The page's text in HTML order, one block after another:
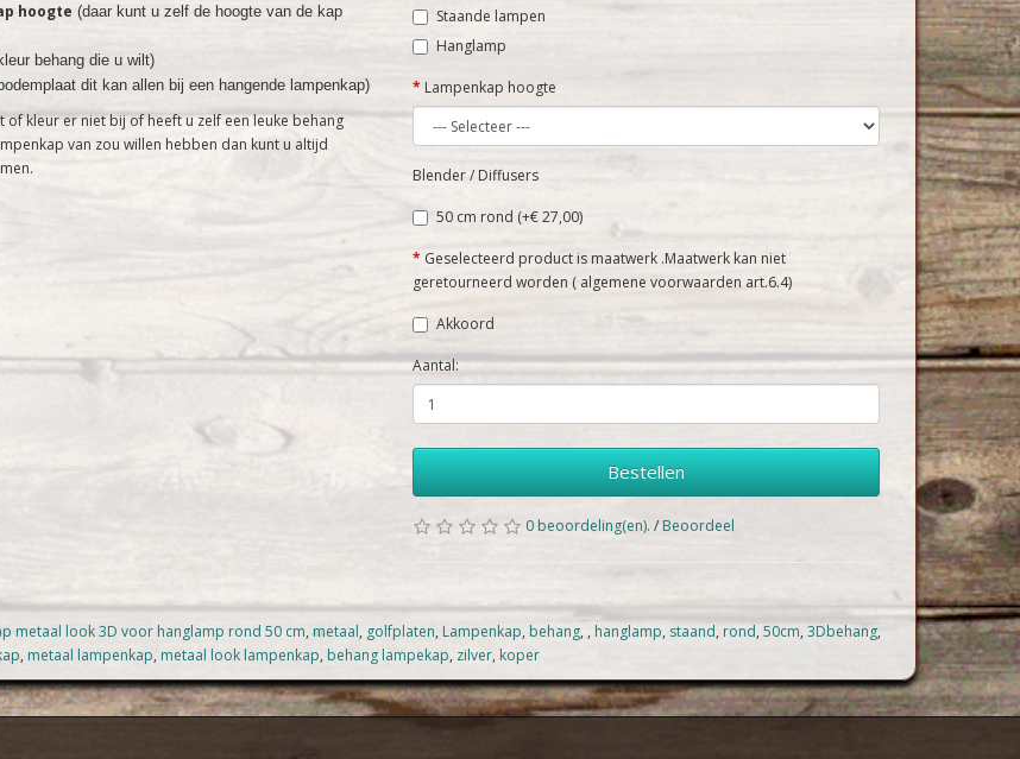
hoogte (daar kunt u zelf de hoogte van de kap
behang die u wilt)
dit kan allen bij een hangende lampenkap)
of kleur er niet bij of heeft u zelf een leuke behang
van zou willen hebben dan kunt u altijd
Staande lampen
Hanglamp
Lampenkap hoogte
Blender / Diffusers
50 cm rond (+€ 27,00)
Geselecteerd product is maatwerk .Maatwerk kan niet
geretourneerd worden ( algemene voorwaarden art.6.4)
Akkoord
Aantal:
Bestellen
0 beoordeling(en). /Beoordeel
metaal look 3D voor hanglamp rond 50 cm, metaal, golfplaten, Lampenkap, behang, , hanglamp, staand, rond, 50cm,3Dbehang,
, metaal lampenkap, metaal look lampenkap, behang lampekap, zilver, koper